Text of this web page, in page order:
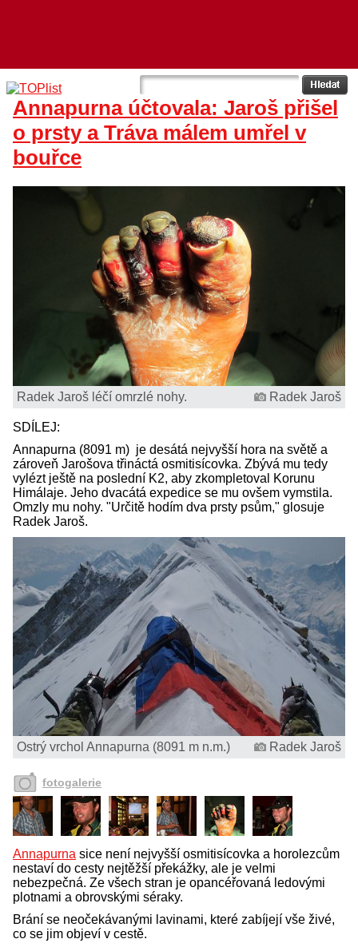
Annapurna účtovala: Jaroš přišel
o prsty a Tráva málem umřel v
bouřce
Radek Jaroš léčí omrzlé nohy. Radek Jaroš
SDÍLEJ:
Annapurna (8091 m) je desátá nejvyšší hora na světě a
zároveň Jarošova třináctá osmitisícovka. Zbývá mu tedy
vylézt ještě na poslední K2, aby zkompletoval Korunu
Himálaje. Jeho dvacátá expedice se mu ovšem vymstila.
Omzly mu nohy. "Určitě hodím dva prsty psům," glosuje
Radek Jaroš.
Ostrý vrchol Annapurna (8091 m n.m.) Radek Jaroš
fotogalerie
Annapurna sice není nejvyšší osmitisícovka a horolezcům
nestaví do cesty nejtěžší překážky, ale je velmi
nebezpečná. Ze všech stran je opancéřovaná ledovými
plotnami a obrovskými séraky.
Brání se neočekávanými lavinami, které zabíjejí vše živé,
co se jim objeví v cestě.